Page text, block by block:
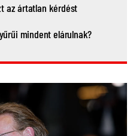
az ártatlan kérdést
mindent elárulnak?